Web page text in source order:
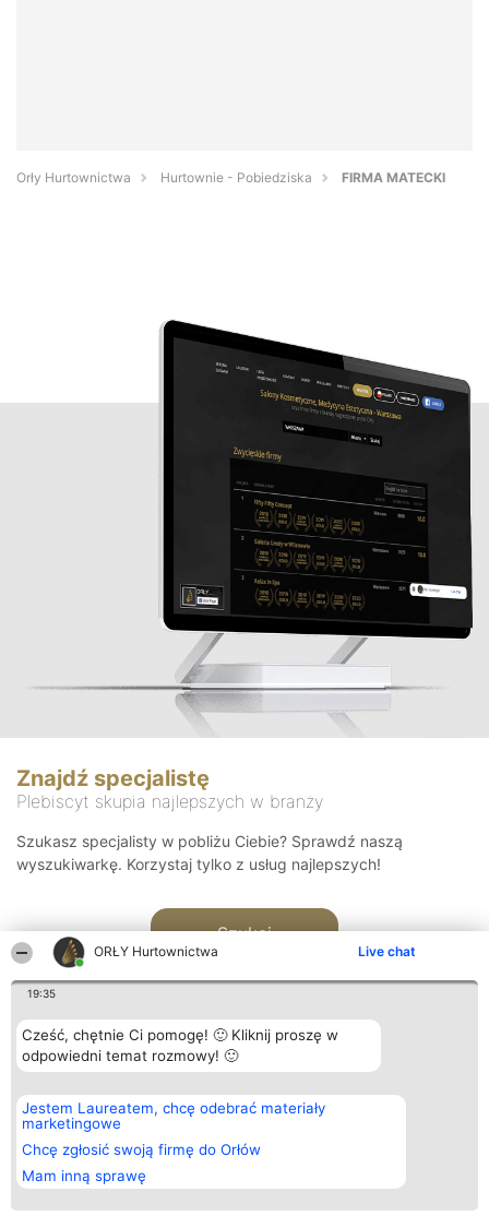
ORŁY Hurtownictwa Live chat
19:35
Cześć, chętnie Ci pomogę! 🙂 Kliknij proszę w
odpowiedni temat rozmowy! 🙂
Jestem Laureatem, chcę odebrać materiały
marketingowe
Chcę zgłosić swoją firmę do Orłów
Mam inną sprawę
Orły Hurtownictwa Hurtownie - Pobiedziska FIRMA MATECKI
Znajdź specjalistę
Plebiscyt skupia najlepszych w branży
Szukasz specjalisty w pobliżu Ciebie? Sprawdź naszą
wyszukiwarkę. Korzystaj tylko z usług najlepszych!
Szukaj
Organizator plebiscytu
Bright Side Solutions sp. z o.
o. sp. k.
ul. Ruska 22
Wrocław 50-079
KRS 0000749100 | Regon
381313360 | NIP 8943132676
Plebiscyt
Laureaci
wszystkich
Laureatów
Regulamin
Kontakt
Kontakt